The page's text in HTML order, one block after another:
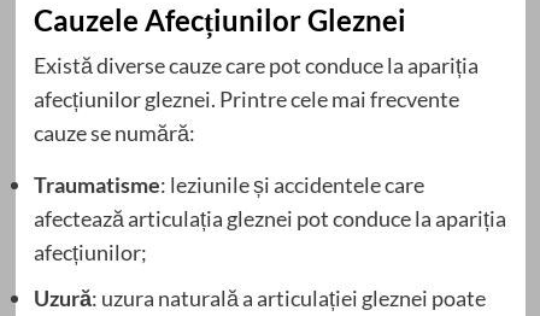
Cauzele Afecțiunilor Gleznei
Există diverse cauze care pot conduce la apariția
afecțiunilor gleznei. Printre cele mai frecvente
cauze se numără:
Traumatisme: leziunile și accidentele care
afectează articulația gleznei pot conduce la apariția
afecțiunilor;
Uzură: uzura naturală a articulației gleznei poate